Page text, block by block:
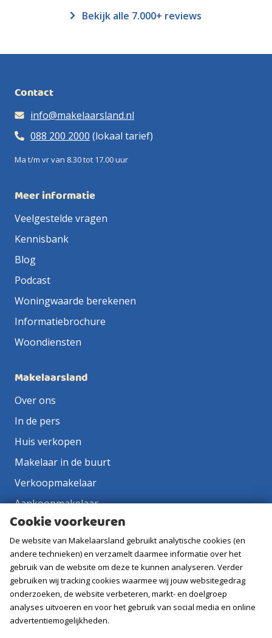
Bekijk alle 7.000+ reviews
Contact
info@makelaarsland.nl
088 200 2000 (lokaal tarief)
Ma t/m vr van 8.30 tot 17.00 uur
Meer informatie
Veelgestelde vragen
Kennisbank
Blog
Podcast
Woningwaarde berekenen
Informatiebrochure
Woondiensten
Makelaarsland
Over ons
In de pers
Huis verkopen
Makelaar in de buurt
Verkoopmakelaar
Aankoopmakelaar
Contact
Vacatures
Volg ons
Cookie voorkeuren
De website van Makelaarsland gebruikt analytische cookies (en
andere technieken) en verzamelt daarmee informatie over het
gebruik van de website om deze te kunnen analyseren. Verder
gebruiken wij tracking cookies waarmee wij jouw websitegedrag
onderzoeken, de website verbeteren, markt- en doelgroep
analyses uitvoeren en voor het gebruik van social media en online
advertentiemogelijkheden.